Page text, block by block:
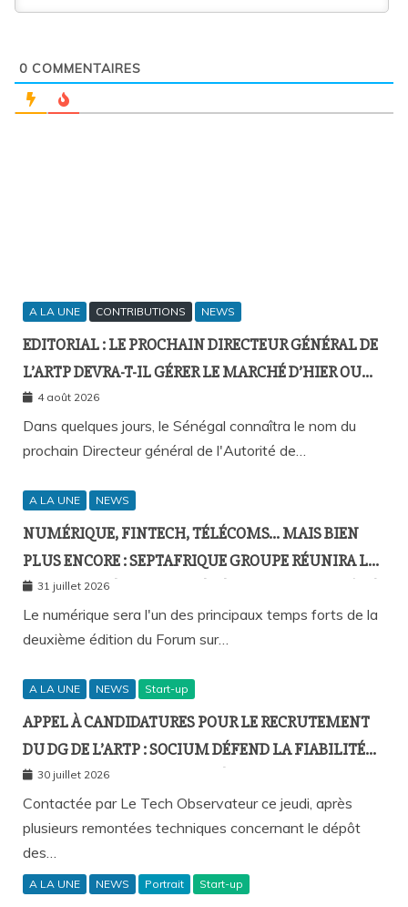
0 COMMENTAIRES
A LA UNE CONTRIBUTIONS NEWS
EDITORIAL : LE PROCHAIN DIRECTEUR GÉNÉRAL DE
L’ARTP DEVRA-T-IL GÉRER LE MARCHÉ D’HIER OU
CELUI DE DEMAIN ?
4 août 2026
Dans quelques jours, le Sénégal connaîtra le nom du
prochain Directeur général de l'Autorité de…
A LA UNE NEWS
NUMÉRIQUE, FINTECH, TÉLÉCOMS… MAIS BIEN
PLUS ENCORE : SEPTAFRIQUE GROUPE RÉUNIRA LE
GOTHA DE L’ÉCONOMIE SÉNÉGALAISE LE 10 AOÛT À
DAKAR
31 juillet 2026
Le numérique sera l'un des principaux temps forts de la
deuxième édition du Forum sur…
A LA UNE NEWS Start-up
APPEL À CANDIDATURES POUR LE RECRUTEMENT
DU DG DE L’ARTP : SOCIUM DÉFEND LA FIABILITÉ
DE SA PLATEFORME MALGRÉ PLUSIEURS
REMONTÉES TECHNIQUES
30 juillet 2026
Contactée par Le Tech Observateur ce jeudi, après
plusieurs remontées techniques concernant le dépôt
des…
A LA UNE NEWS Portrait Start-up